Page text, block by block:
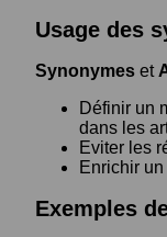
Usage des
Synonymes et
Définir un
dans les
Eviter les
Enrichir un
Exemples